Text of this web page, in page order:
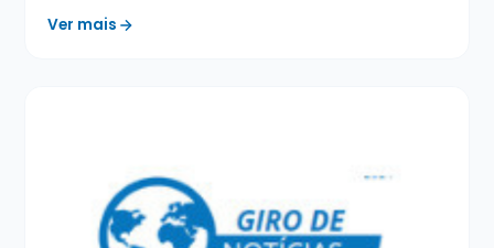
Ver mais